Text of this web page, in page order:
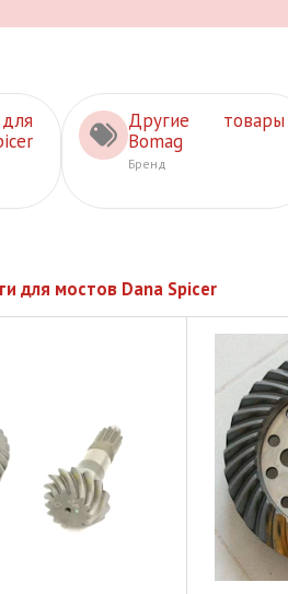
Другие товары
Bomag
Бренд
для мостов Dana Spicer